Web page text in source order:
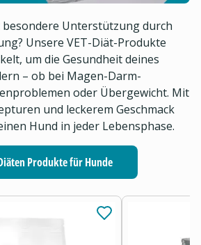
Unterstützung durch
Unsere VET-Diät-Produkte
um die Gesundheit deines
– ob bei Magen-Darm-
oder Übergewicht. Mit
und leckerem Geschmack
Hund in jeder Lebensphase.
Produkte für Hunde